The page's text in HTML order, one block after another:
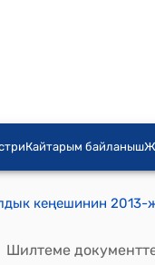
Кайтарым байланыш
Шилтеме